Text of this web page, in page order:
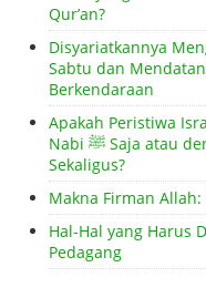
Qur’an?
Disyariatkannya
Sabtu dan
Berkendaraan
Apakah Peristiwa
Nabi ﷺ Saja atau dengan Ruh dan Jasad Beliau
Sekaligus?
Hal-Hal yang Harus
Pedagang